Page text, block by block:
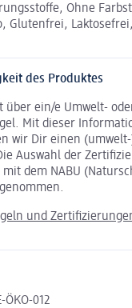
Ohne
Glutenfrei,
des Produktes
über ein/e Umwelt-
Mit dieser
wir Dir einen
Auswahl der
dem NABU
und
012